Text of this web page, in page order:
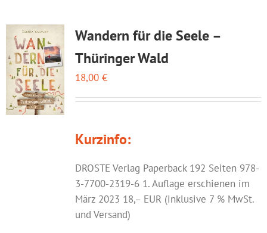
Wandern für die Seele –
Thüringer Wald
18,00 €
Kurzinfo:
DROSTE Verlag Paperback 192 Seiten 978-
3-7700-2319-6 1. Auflage erschienen im
März 2023 18,– EUR (inklusive 7 % MwSt.
und Versand)